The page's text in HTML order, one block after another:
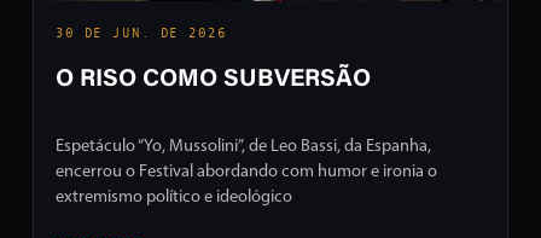
30 DE JUN. DE 2026
O RISO COMO SUBVERSÃO
Espetáculo “Yo, Mussolini”, de Leo Bassi, da Espanha,
encerrou o Festival abordando com humor e ironia o
extremismo político e ideológico